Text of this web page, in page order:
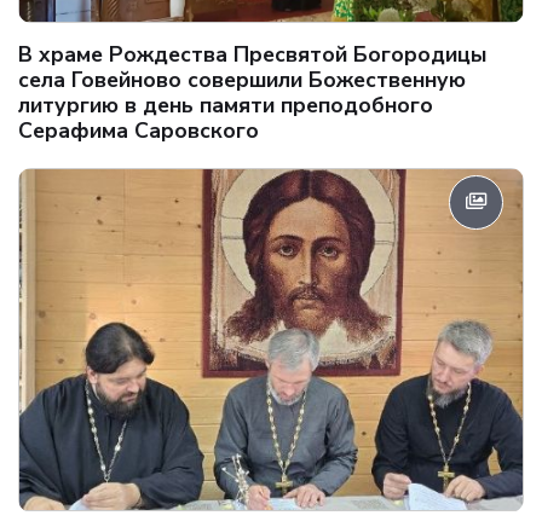
В храме Рождества Пресвятой Богородицы
села Говейново совершили Божественную
литургию в день памяти преподобного
Серафима Саровского